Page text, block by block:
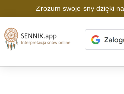
Zrozum swoje sny dzięki